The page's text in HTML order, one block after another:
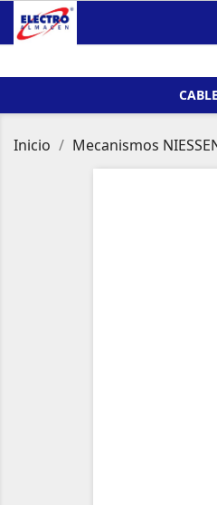
Inicio Mecanismos